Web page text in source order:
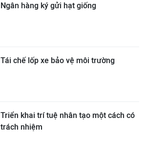
Ngân hàng ký gửi hạt giống
Tái chế lốp xe bảo vệ môi trường
Triển khai trí tuệ nhân tạo một cách có
trách nhiệm